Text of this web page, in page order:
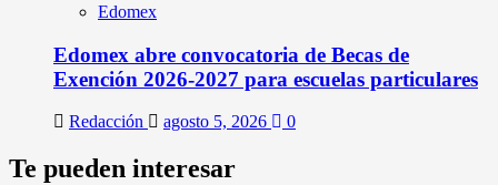
Edomex
Edomex abre convocatoria de Becas de
Exención 2026-2027 para escuelas particulares
Redacción agosto 5, 2026 0
Te pueden interesar